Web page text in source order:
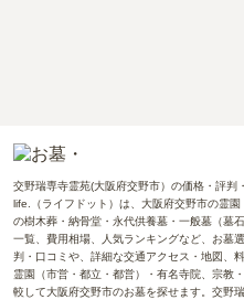
交野瑞専寺霊苑(大阪府交野市）の価格・評
life.（ライフドット）は、大阪府交野市の霊
の樹木葬・納骨堂・永代供養墓・一般墓（墓
一覧、費用相場、人気ランキングなど、お墓
判・口コミや、詳細な交通アクセス・地図、
霊園（市営・都立・都営）・有名寺院、宗教
較して大阪府交野市のお墓を探せます。交野